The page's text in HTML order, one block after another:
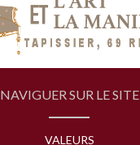
NAVIGUER SUR LE SITE
VALEURS